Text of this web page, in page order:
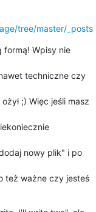
tree/master/_posts
formą! Wpisy nie
techniczne czy
;) Więc jeśli masz
nowy plik" i po
też ważne czy jesteś